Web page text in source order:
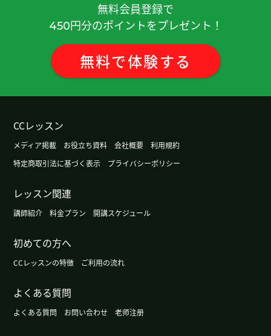
这节课也很有意思、谢谢老师。 最近日本各样的地
方发生了地震。 横滨也比较大的摇晃了、我也会小
( 50代 男性 )
丁寧に発音を教えてくださるとても素敵な先生で
谢谢今天的练习。我明白了zh, ch, sh r的发音，e的
谢谢您！下次见ー！ ( 40代 女性 )
谢谢您的课。下次也请多多关照。
谢谢老师，下次见！
他们耐心地解释了我不明白的部分。
我自己觉得听力还不太好，下次见
無料会員登録で
450円分のポイントをプレゼント！
無料で体験する
CCレッスン
メディア掲載 お役立ち資料 会社概要
利用規約
特定商取引法に基づく表示
プライバシーポリシー
レッスン関連
講師紹介 料金プラン 開講スケジュール
初めての方へ
CCレッスンの特徴 ご利用の流れ
よくある質問
よくある質問 お問い合わせ 老师注册